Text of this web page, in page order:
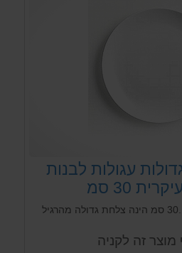
גדולות עגולות לבנות
30 סמ
זה לקניה